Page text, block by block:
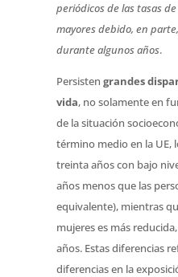
periódicos de las tasas
mayores debido, en
durante algunos años.
Persisten grandes
vida, no solamente en
de la situación
término medio en la UE,
treinta años con bajo
años menos que las
equivalente), mientras
mujeres es más
años. Estas diferencias
diferencias en la